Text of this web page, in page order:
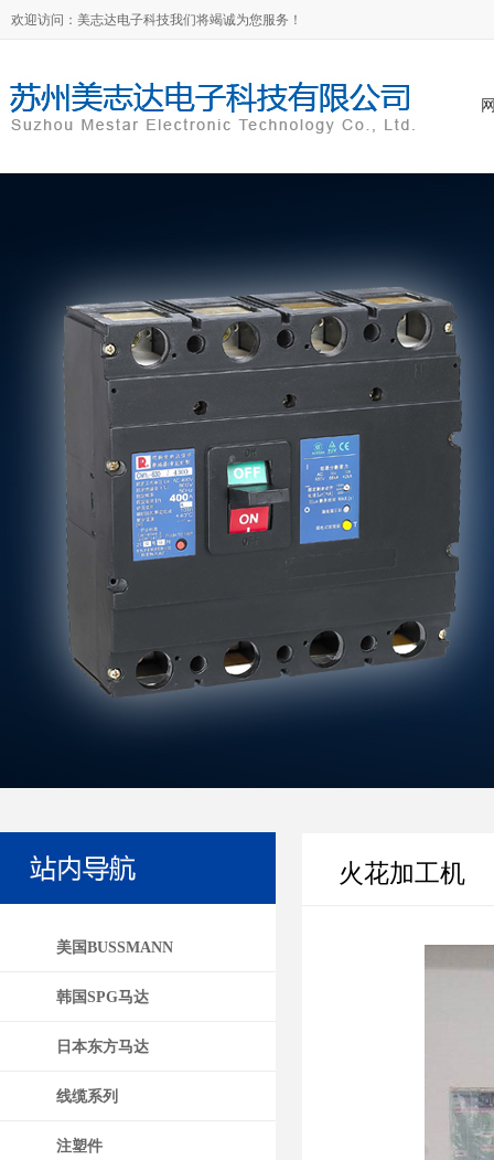
欢迎访问：美志达电子科技我们将竭诚为您服务！
美国BUSSMANN
韩国SPG马达
日本东方马达
线缆系列
注塑件
火花加工机